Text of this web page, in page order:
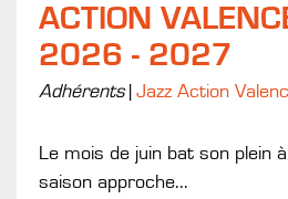
ACTION
2026 - 2027
Adhérents Jazz Action
Le mois de juin bat son plein
saison approche...